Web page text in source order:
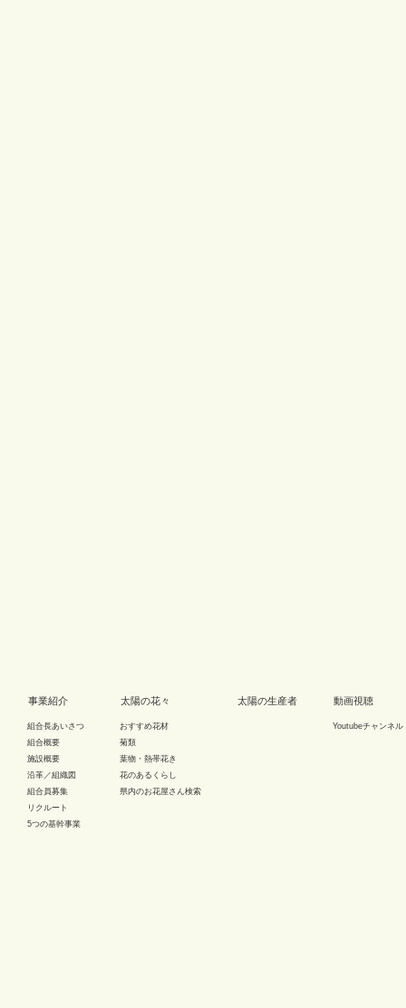
事業紹介
組合長あいさつ
組合概要
施設概要
沿革／組織図
組合員募集
リクルート
5つの基幹事業
太陽の花々
おすすめ花材
菊類
葉物・熱帯花き
花のあるくらし
県内のお花屋さん検索
太陽の生産者 動画視聴
Youtubeチャンネル